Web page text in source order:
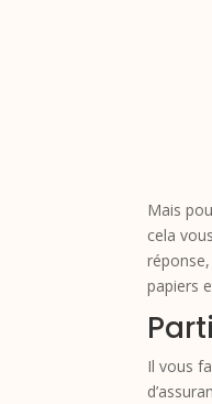
Mais
cela
papiers
Il vous